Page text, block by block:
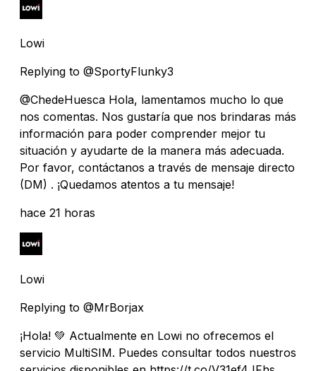
Lowi
Replying to @SportyFlunky3
@ChedeHuesca Hola, lamentamos mucho lo que
nos comentas. Nos gustaría que nos brindaras más
información para poder comprender mejor tu
situación y ayudarte de la manera más adecuada.
Por favor, contáctanos a través de mensaje directo
(DM) . ¡Quedamos atentos a tu mensaje!
hace 21 horas
Lowi
Replying to @MrBorjax
¡Hola! 💚 Actualmente en Lowi no ofrecemos el
servicio MultiSIM. Puedes consultar todos nuestros